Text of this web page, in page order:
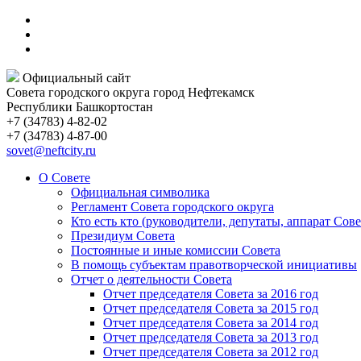
Официальный сайт
Совета городского округа город Нефтекамск
Республики Башкортостан
+7 (34783) 4-82-02
+7 (34783) 4-87-00
sovet@neftcity.ru
О Совете
Официальная символика
Регламент Совета городского округа
Кто есть кто (руководители, депутаты, аппарат
Президиум Совета
Постоянные и иные комиссии Совета
В помощь субъектам правотворческой инициативы
Отчет о деятельности Совета
Отчет председателя Совета за 2016 год
Отчет председателя Совета за 2015 год
Отчет председателя Совета за 2014 год
Отчет председателя Совета за 2013 год
Отчет председателя Совета за 2012 год